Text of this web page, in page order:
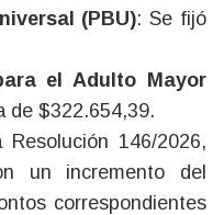
(PBU): Se fijó
el Adulto Mayor
de $322.654,39.
146/2026,
un incremento del
correspondientes